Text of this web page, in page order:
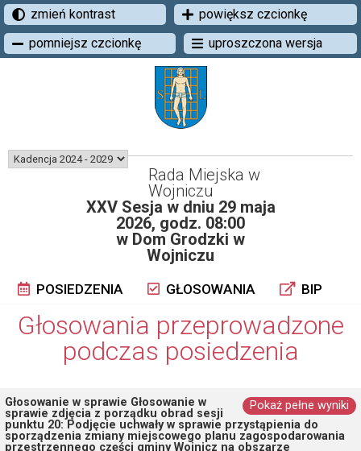
zmień kontrast
powiększ czcionkę
pomniejsz czcionkę
uproszczona wersja
Rada Miejska w
Wojniczu
XXV Sesja w dniu 29 maja
2026, godz. 08:00
w Dom Grodzki w
Wojniczu
POSIEDZENIA GŁOSOWANIA BIP
Głosowania przeprowadzone
podczas posiedzenia
Pokaż pełne wyniki
Głosowanie w sprawie Głosowanie w
sprawie zdjęcia z porządku obrad sesji
punktu 20: Podjęcie uchwały w sprawie przystąpienia do
sporządzenia zmiany miejscowego planu zagospodarowania
przestrzennego części gminy Wojnicz na obszarze